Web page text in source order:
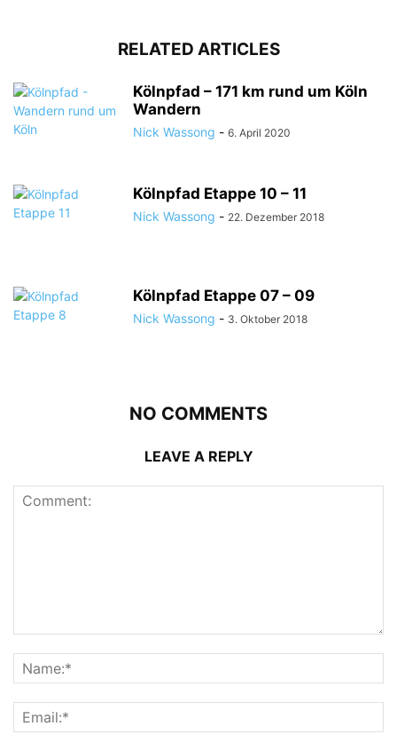
RELATED ARTICLES
Kölnpfad – 171 km rund um Köln
Wandern
Nick Wassong - 6. April 2020
Kölnpfad Etappe 10 – 11
Nick Wassong - 22. Dezember 2018
Kölnpfad Etappe 07 – 09
Nick Wassong - 3. Oktober 2018
NO COMMENTS
LEAVE A REPLY